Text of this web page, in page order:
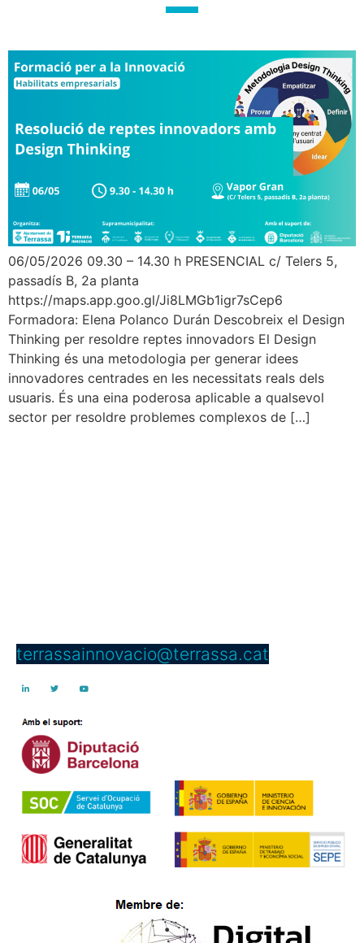
06/05/2026 09.30 – 14.30 h PRESENCIAL c/ Telers 5,
passadís B, 2a planta
https://maps.app.goo.gl/Ji8LMGb1igr7sCep6
Formadora: Elena Polanco Durán Descobreix el Design
Thinking per resoldre reptes innovadors El Design
Thinking és una metodologia per generar idees
innovadores centrades en les necessitats reals dels
usuaris. És una eina poderosa aplicable a qualsevol
sector per resoldre problemes complexos de […]
terrassainnovacio@terrassa.cat